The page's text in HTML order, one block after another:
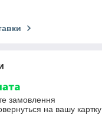
замовлення
на вашу картку